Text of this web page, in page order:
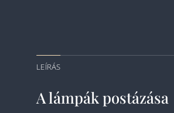
LEÍRÁS
A lámpák postázása